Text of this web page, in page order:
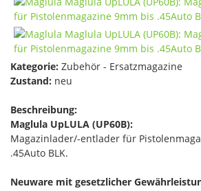
Kategorie: Zubehör - Ersatzmagazine
Zustand: neu
Beschreibung:
Maglula UpLULA (UP60B):
Magazinlader/-entlader für
.45Auto BLK.
Neuware mit gesetzlicher